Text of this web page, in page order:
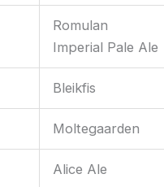
Romulan
Imperial Pale Ale
Bleikfis
Moltegaarden
Alice Ale